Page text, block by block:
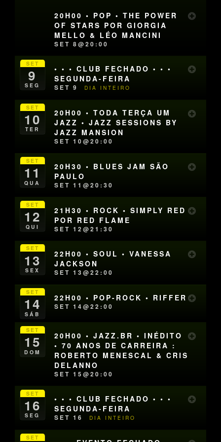
20H00 • POP • THE POWER
OF STARS POR GIORGIA
MELLO & LÉO MANCINI
SET 8@20:00
SET
9
SEG
• • • CLUB FECHADO • • •
SEGUNDA-FEIRA
SET 9 DIA INTEIRO
SET
10
TER
20H00 • TODA TERÇA UM
JAZZ • JAZZ SESSIONS BY
JAZZ MANSION
SET 10@20:00
SET
11
QUA
20H30 • BLUES JAM SÃO
PAULO
SET 11@20:30
SET
12
QUI
21H30 • ROCK • SIMPLY RED
POR RED FLAME
SET 12@21:30
SET
13
SEX
22H00 • SOUL • VANESSA
JACKSON
SET 13@22:00
SET
14
SÁB
22H00 • POP-ROCK • RIFFER
SET 14@22:00
SET
15
DOM
20H00 • JAZZ.BR • INÉDITO
• 70 ANOS DE CARREIRA :
ROBERTO MENESCAL & CRIS
DELANNO
SET 15@20:00
SET
16
SEG
• • • CLUB FECHADO • • •
SEGUNDA-FEIRA
SET 16 DIA INTEIRO
SET